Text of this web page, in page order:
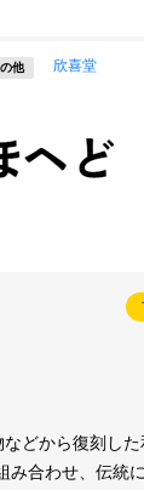
他 欣喜堂
どから復刻し
み合わせ、伝統